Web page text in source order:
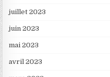
juillet 2023
juin 2023
mai 2023
avril 2023